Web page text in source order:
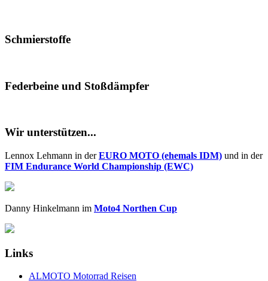
Schmierstoffe
Federbeine und Stoßdämpfer
Wir unterstützen...
Lennox Lehmann in derEURO MOTO (ehemals IDM) und in der
FIM Endurance World Championship (EWC)
Danny Hinkelmann im Moto4 Northen Cup
Links
ALMOTO Motorrad Reisen